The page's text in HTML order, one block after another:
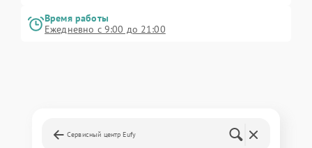
Время работы
Ежедневно с 9:00 до 21:00
Сервисный центр Eufy